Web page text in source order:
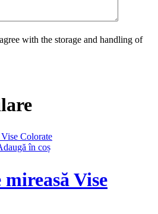
with the storage and handling of
în coș
Vise